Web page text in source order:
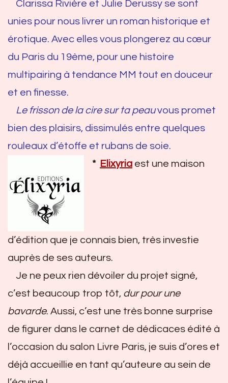
Clarissa Rivière et Julie Derussy se sont
unies pour nous livrer un roman historique et
érotique. Avec elles vous plongerez au cœur
du Paris du 19ème, pour une histoire
multipairing à tendance MM tout en douceur
et en finesse.
Le frisson de la cire sur ta peauvous promet
bien des plaisirs, dissimulés entre quelques
rouleaux d’étoffe et rubans de soie.
* Elixyria est une maison
d’édition que je connais bien, très investie
auprès de ses auteurs.
Je ne peux rien dévoiler du projet signé,
c’est beaucoup trop tôt, dur pour une
bavarde. Aussi, c’est une très bonne surprise
de figurer dans le carnet de dédicaces édité à
l’occasion du salon Livre Paris, je suis d’ores et
déjà accueillie en tant qu’auteure au sein de